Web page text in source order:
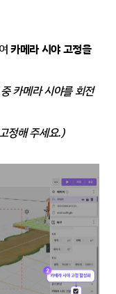
카메라 시야 고정을
카메라 시야를 회전
정해 주세요.)